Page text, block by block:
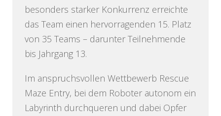
besonders starker Konkurrenz erreichte
das Team einen hervorragenden 15. Platz
von 35 Teams – darunter Teilnehmende
bis Jahrgang 13.
Im anspruchsvollen Wettbewerb Rescue
Maze Entry, bei dem Roboter autonom ein
Labyrinth durchqueren und dabei Opfer